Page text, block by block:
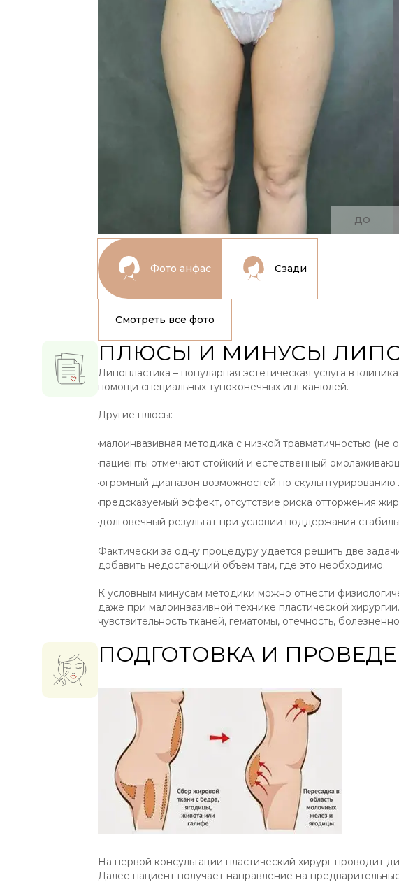
ДО
Фото анфас Сзади
Смотреть все фото
ПЛЮСЫ И МИНУСЫ
Липопластика – популярная эстетическая услуга в
помощи специальных тупоконечных игл-канюлей.
Другие плюсы:
малоинвазивная методика с низкой травматичностью (не
пациенты отмечают стойкий и естественный
огромный диапазон возможностей по скульптурированию
предсказуемый эффект, отсутствие риска отторжения
долговечный результат при условии поддержания
Фактически за одну процедуру удается решить две
добавить недостающий объем там, где это необходимо.
К условным минусам методики можно отнести
даже при малоинвазивной технике пластической
чувствительность тканей, гематомы, отечность,
ПОДГОТОВКА И
На первой консультации пластический хирург проводит
Далее пациент получает направление на